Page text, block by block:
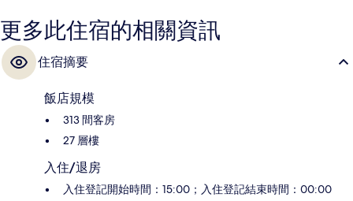
更多此住宿的相關資訊
住宿摘要
飯店規模
313 間客房
27 層樓
入住/退房
入住登記開始時間：15:00；入住登記結束時間：00:00